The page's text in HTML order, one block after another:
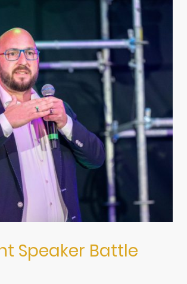
Speaker Battle